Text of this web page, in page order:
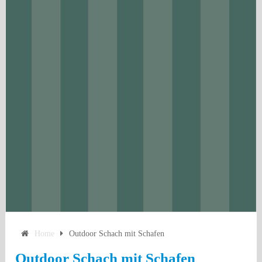
Home Outdoor Schach mit Schafen
Outdoor Schach mit Schafen